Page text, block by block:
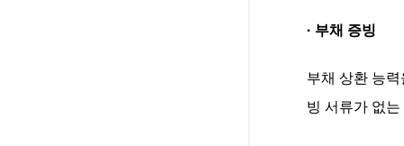
· 부채 증빙
부채 상환 능
빙 서류가 없